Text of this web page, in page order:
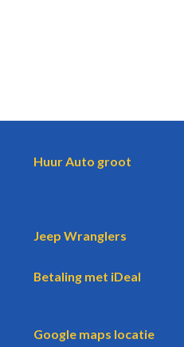
Huur Auto groot
Jeep Wranglers
Betaling met iDeal
Google maps locatie